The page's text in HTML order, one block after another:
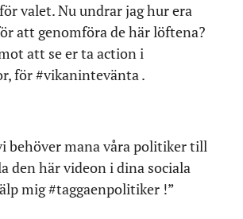
valet. Nu undrar jag hur era
att genomföra de här löftena?
att se er ta action i
för #vikanintevänta .
behöver mana våra politiker till
den här videon i dina sociala
mig #taggaenpolitiker !”